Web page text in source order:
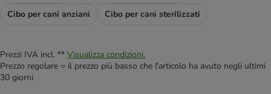
Cibo per cani anziani
Cibo per cani sterilizzati
Prezzi IVA incl. ** Visualizza condizioni.
Prezzo regolare = il prezzo più basso che l'articolo ha avuto negli ultimi
30 giorni